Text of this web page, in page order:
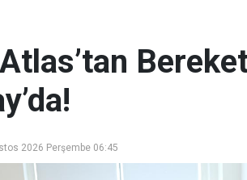
2026 Perşembe 06:45